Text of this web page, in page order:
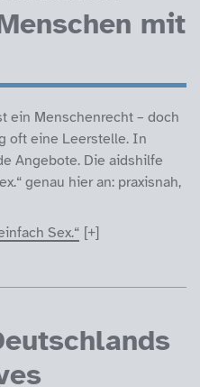
mit
ein Menschenrecht – doch
oft eine Leerstelle. In
Angebote. Die aidshilfe
genau hier an: praxisnah,
Sex.“